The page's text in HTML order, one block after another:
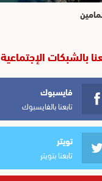
بالشبكات الإجتماعية
فايسبوك
تابعنا بالفايسبوك
تويتر
تابعنا بتويتر